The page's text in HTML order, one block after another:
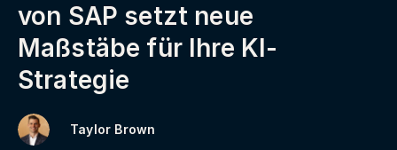
von SAP setzt neue
Maßstäbe für Ihre KI-
Strategie
Taylor Brown